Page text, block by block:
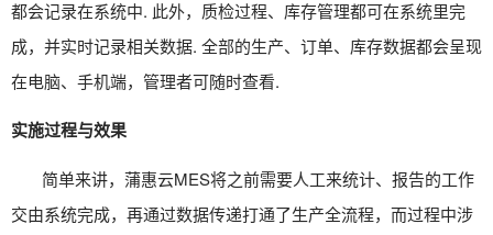
都会记录在系统中. 此外，质检过程、库存管理都可在系统里完
成，并实时记录相关数据. 全部的生产、订单、库存数据都会呈现
在电脑、手机端，管理者可随时查看.
实施过程与效果
简单来讲，蒲惠云MES将之前需要人工来统计、报告的工作
交由系统完成，再通过数据传递打通了生产全流程，而过程中涉